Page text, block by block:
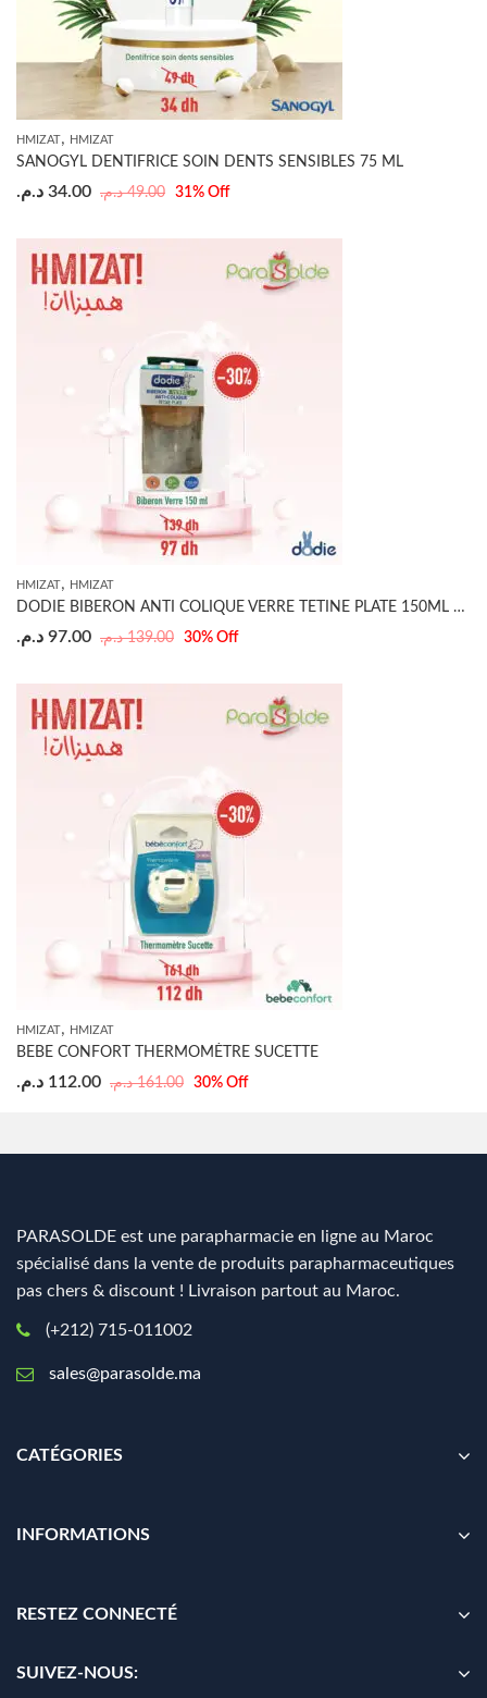
HMIZAT, HMIZAT
SANOGYL DENTIFRICE SOIN DENTS SENSIBLES 75 ML
49.00 د.م. 34.00 د.م. 31% Off
HMIZAT, HMIZAT
DODIE BIBERON ANTI COLIQUE VERRE TETINE PLATE 150ML BEIGE BICHE 0-6 MOIS
139.00 د.م. 97.00 د.م. 30% Off
HMIZAT, HMIZAT
BEBE CONFORT THERMOMÈTRE SUCETTE
161.00 د.م. 112.00 د.م. 30% Off
PARASOLDE est une parapharmacie en ligne au Maroc
spécialisé dans la vente de produits parapharmaceutiques
pas chers & discount ! Livraison partout au Maroc.
(+212) 715-011002
sales@parasolde.ma
CATÉGORIES
INFORMATIONS
RESTEZ CONNECTÉ
SUIVEZ-NOUS: